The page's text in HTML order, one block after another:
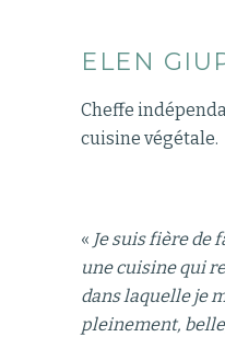
ELEN
Cheffe
cuisine végétale.
« Je suis fière de
une cuisine qui
dans laquelle je
pleinement,